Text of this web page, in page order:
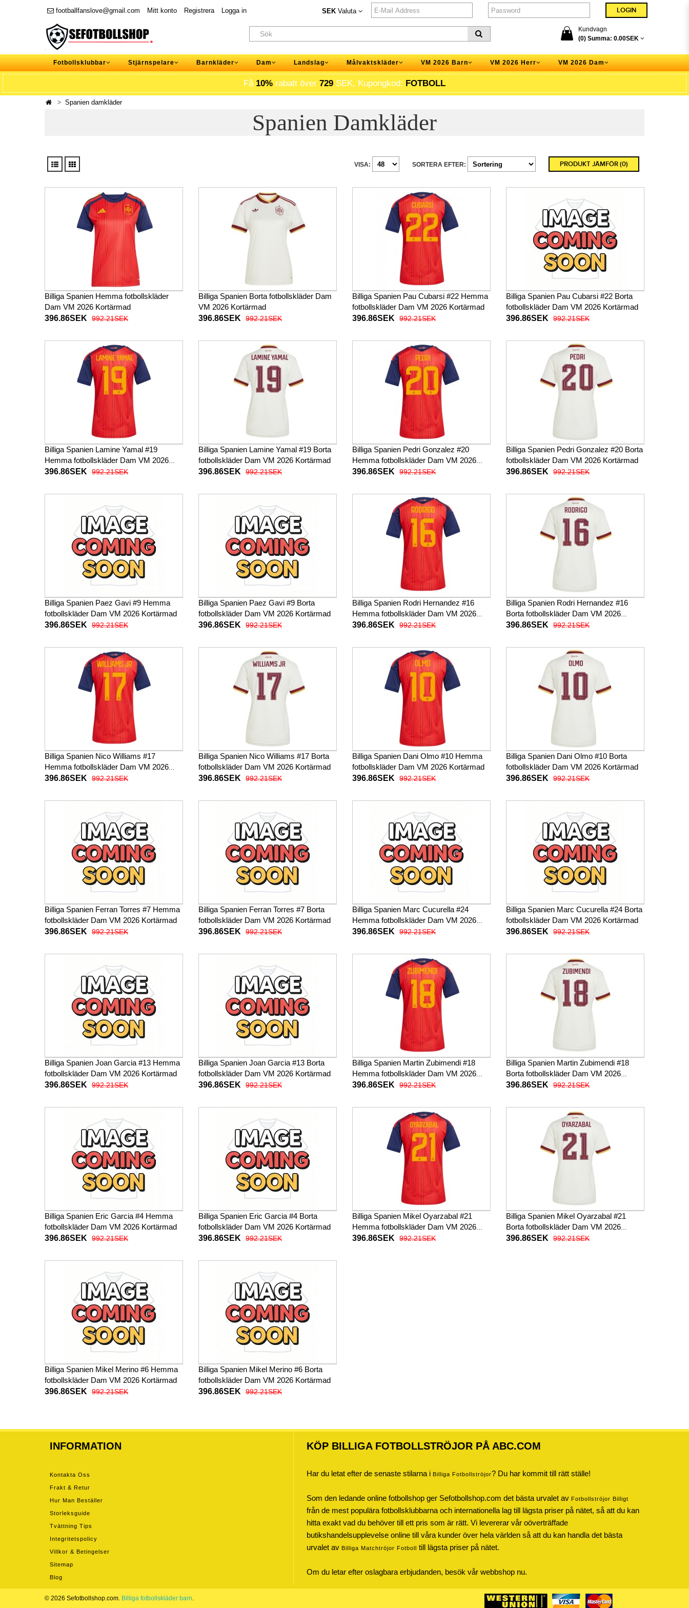
footballfanslove@gmail.com Mitt konto Registrera Logga in SEK Valuta
Kundvagn
(0) Summa: 0.00SEK
Fotbollsklubbar Stjärnspelare Barnkläder Dam Landslag Målvaktskläder VM 2026 Barn VM 2026 Herr VM 2026 Dam
Få 10% rabatt över 729 SEK, Kupongkod: FOTBOLL
Spanien damkläder
Spanien Damkläder
PRODUKT JÄMFÖR (0)
SORTERA EFTER:
VISA:
Billiga Spanien Hemma fotbollskläder
Dam VM 2026 Kortärmad
396.86SEK
992.21SEK
Billiga Spanien Borta fotbollskläder Dam
VM 2026 Kortärmad
396.86SEK
992.21SEK
Billiga Spanien Pau Cubarsi #22 Hemma
fotbollskläder Dam VM 2026 Kortärmad
396.86SEK
992.21SEK
Billiga Spanien Pau Cubarsi #22 Borta
fotbollskläder Dam VM 2026 Kortärmad
396.86SEK
992.21SEK
Billiga Spanien Lamine Yamal #19
Hemma fotbollskläder Dam VM 2026
Kortärmad
396.86SEK 992.21SEK
Billiga Spanien Lamine Yamal #19 Borta
fotbollskläder Dam VM 2026 Kortärmad
396.86SEK
992.21SEK
Billiga Spanien Pedri Gonzalez #20
Hemma fotbollskläder Dam VM 2026
Kortärmad
396.86SEK 992.21SEK
Billiga Spanien Pedri Gonzalez #20 Borta
fotbollskläder Dam VM 2026 Kortärmad
396.86SEK
992.21SEK
Billiga Spanien Paez Gavi #9 Hemma
fotbollskläder Dam VM 2026 Kortärmad
396.86SEK
992.21SEK
Billiga Spanien Paez Gavi #9 Borta
fotbollskläder Dam VM 2026 Kortärmad
396.86SEK
992.21SEK
Billiga Spanien Rodri Hernandez #16
Hemma fotbollskläder Dam VM 2026
Kortärmad
396.86SEK 992.21SEK
Billiga Spanien Rodri Hernandez #16
Borta fotbollskläder Dam VM 2026
Kortärmad
396.86SEK 992.21SEK
Billiga Spanien Nico Williams #17
Hemma fotbollskläder Dam VM 2026
Kortärmad
396.86SEK 992.21SEK
Billiga Spanien Nico Williams #17 Borta
fotbollskläder Dam VM 2026 Kortärmad
396.86SEK
992.21SEK
Billiga Spanien Dani Olmo #10 Hemma
fotbollskläder Dam VM 2026 Kortärmad
396.86SEK
992.21SEK
Billiga Spanien Dani Olmo #10 Borta
fotbollskläder Dam VM 2026 Kortärmad
396.86SEK
992.21SEK
Billiga Spanien Ferran Torres #7 Hemma
fotbollskläder Dam VM 2026 Kortärmad
396.86SEK
992.21SEK
Billiga Spanien Ferran Torres #7 Borta
fotbollskläder Dam VM 2026 Kortärmad
396.86SEK
992.21SEK
Billiga Spanien Marc Cucurella #24
Hemma fotbollskläder Dam VM 2026
Kortärmad
396.86SEK 992.21SEK
Billiga Spanien Marc Cucurella #24 Borta
fotbollskläder Dam VM 2026 Kortärmad
396.86SEK
992.21SEK
Billiga Spanien Joan Garcia #13 Hemma
fotbollskläder Dam VM 2026 Kortärmad
396.86SEK
992.21SEK
Billiga Spanien Joan Garcia #13 Borta
fotbollskläder Dam VM 2026 Kortärmad
396.86SEK
992.21SEK
Billiga Spanien Martin Zubimendi #18
Hemma fotbollskläder Dam VM 2026
Kortärmad
396.86SEK 992.21SEK
Billiga Spanien Martin Zubimendi #18
Borta fotbollskläder Dam VM 2026
Kortärmad
396.86SEK 992.21SEK
Billiga Spanien Eric Garcia #4 Hemma
fotbollskläder Dam VM 2026 Kortärmad
396.86SEK
992.21SEK
Billiga Spanien Eric Garcia #4 Borta
fotbollskläder Dam VM 2026 Kortärmad
396.86SEK
992.21SEK
Billiga Spanien Mikel Oyarzabal #21
Hemma fotbollskläder Dam VM 2026
Kortärmad
396.86SEK 992.21SEK
Billiga Spanien Mikel Oyarzabal #21
Borta fotbollskläder Dam VM 2026
Kortärmad
396.86SEK 992.21SEK
Billiga Spanien Mikel Merino #6 Hemma
fotbollskläder Dam VM 2026 Kortärmad
396.86SEK
992.21SEK
Billiga Spanien Mikel Merino #6 Borta
fotbollskläder Dam VM 2026 Kortärmad
396.86SEK
992.21SEK
INFORMATION
Kontakta Oss
Frakt & Retur
Hur Man Beställer
Storleksguide
Tvättning Tips
Integritetspolicy
Villkor & Betingelser
Sitemap
Blog
KÖP BILLIGA FOTBOLLSTRÖJOR PÅ ABC.COM
Har du letat efter de senaste stilarna i Billiga Fotbollströjor? Du har kommit till rätt ställe!
Som den ledande online fotbollshop ger Sefotbollshop.com det bästa urvalet av Fotbollströjor Billigt
från de mest populära fotbollsklubbarna och internationella lag till lägsta priser på nätet, så att du kan
hitta exakt vad du behöver till ett pris som är rätt. Vi levererar vår oöverträffade
butikshandelsupplevelse online till våra kunder över hela världen så att du kan handla det bästa
urvalet av Billiga Matchtröjor Fotboll till lägsta priser på nätet.
Om du letar efter oslagbara erbjudanden, besök vår webbshop nu.
© 2026 Sefotbollshop.com. Billiga fotbollskläder barn.